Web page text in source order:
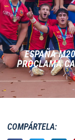
ESPAÑA
PROCLAMA
COMPÁRTELA: